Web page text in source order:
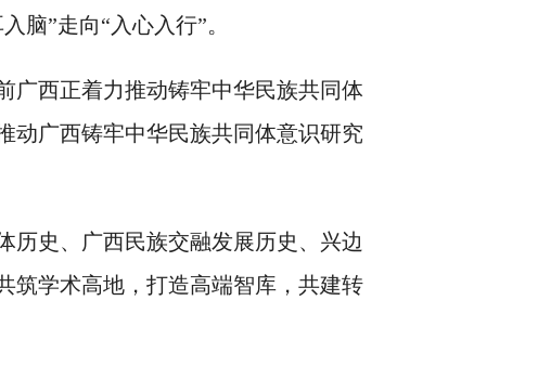
脑”走向“入心入行”。
广西正着力推动铸牢中华民族共同体
动广西铸牢中华民族共同体意识研究
历史、广西民族交融发展历史、兴边
筑学术高地，打造高端智库，共建转